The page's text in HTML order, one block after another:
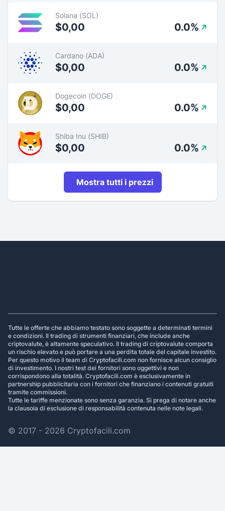
Solana (SOL)
$0,00 0.0%
Cardano (ADA)
$0,00 0.0%
Dogecoin (DOGE)
$0,00 0.0%
Shiba Inu (SHIB)
$0,00 0.0%
Mostra tutti i prezzi
Tutte le offerte che abbiamo testato sono soggette a determinati termini
e condizioni. Il trading di strumenti finanziari, che include anche
criptovalute, è altamente speculativo. Il trading di criptovalute comporta
un rischio elevato e può portare a una perdita totale del capitale investito.
Per questo motivo il team di Cryptofacili.com non fornisce alcun consiglio
di investimento. I nostri test dei fornitori sono oggettivi e non
corrispondono alla totalità. Cryptofacili.com è esclusivamente in
partnership pubblicitaria con i fornitori che finanziano i contenuti gratuiti
tramite commissioni.
Tutte le tariffe menzionate sono senza garanzia. Si prega di notare anche
la clausola di esclusione di responsabilità contenuta nelle note legali.
© 2017 - 2026 Cryptofacili.com